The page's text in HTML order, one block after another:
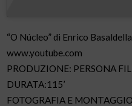
“O Núcleo” di Enrico
www.youtube.com
PRODUZIONE: PERSONA
DURATA:115’
FOTOGRAFIA E